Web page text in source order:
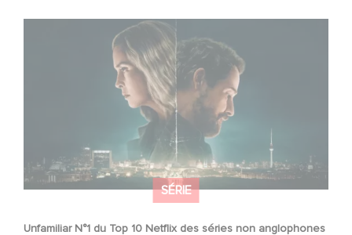
SÉRIE
Unfamiliar N°1 du Top 10 Netflix des séries non anglophones
Unfamiliar N°1 du Top 10 Netflix des séries non